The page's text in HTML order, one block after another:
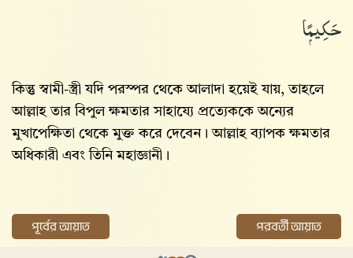
حَكِيمًۭا
কিন্তু স্বামী-স্ত্রী যদি পরস্পর থেকে আলাদা হয়েই যায়, তাহলে
আল্লাহ‌ তার বিপুল ক্ষমতার সাহায্যে প্রত্যেককে অন্যের
মুখাপেক্ষিতা থেকে মুক্ত করে দেবেন। আল্লাহ‌ ব্যাপক ক্ষমতার
অধিকারী এবং তিনি মহাজ্ঞানী।
পূর্বের আয়াত পরবর্তী আয়াত